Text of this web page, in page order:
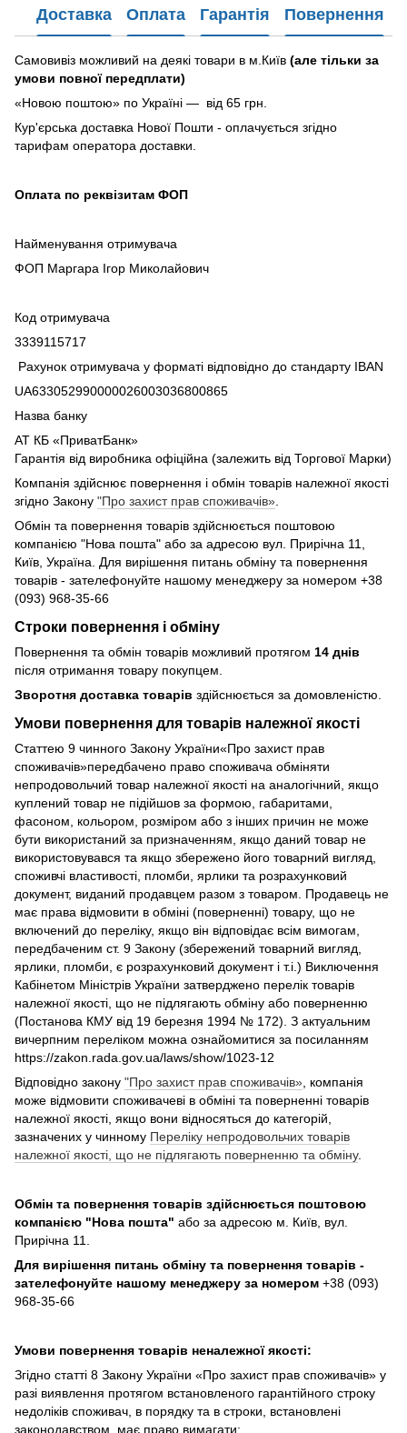
Доставка Оплата Гарантія Повернення
Самовивіз можливий на деякі товари в м.Київ (але тільки за
умови повної передплати)
«Новою поштою» по Україні — від 65 грн.
Кур'єрська доставка Нової Пошти - оплачується згідно
тарифам оператора доставки.
Оплата по реквізитам ФОП
Найменування отримувача
ФОП Маргара Ігор Миколайович
Код отримувача
3339115717
Рахунок отримувача у форматі відповідно до стандарту IBAN
UA633052990000026003036800865
Назва банку
АТ КБ «ПриватБанк»
Гарантія від виробника офіційна (залежить від Торгової Марки)
Компанія здійснює повернення і обмін товарів належної якості
згідно Закону "Про захист прав споживачів»
Обмін та повернення товарів здійснюється поштовою
компанією "Нова пошта" або за адресою вул. Прирічна 11,
Київ, Україна. Для вирішення питань обміну та повернення
товарів - зателефонуйте нашому менеджеру за номером +38
(093) 968-35-66
Строки повернення і обміну
Повернення та обмін товарів можливий протягом 14 днів
після отримання товару покупцем.
Зворотня доставка товарів здійснюється за домовленістю.
Умови повернення для товарів належної якості
Статтею 9 чинного Закону України«Про захист прав
споживачів»передбачено право споживача обміняти
непродовольчий товар належної якості на аналогічний, якщо
куплений товар не підійшов за формою, габаритами,
фасоном, кольором, розміром або з інших причин не може
бути використаний за призначенням, якщо даний товар не
використовувався та якщо збережено його товарний вигляд,
споживчі властивості, пломби, ярлики та розрахунковий
документ, виданий продавцем разом з товаром. Продавець не
має права відмовити в обміні (поверненні) товару, що не
включений до переліку, якщо він відповідає всім вимогам,
передбаченим ст. 9 Закону (збережений товарний вигляд,
ярлики, пломби, є розрахунковий документ і т.і.) Виключення
Кабінетом Міністрів України затверджено перелік товарів
належної якості, що не підлягають обміну або поверненню
(Постанова КМУ від 19 березня 1994 № 172). З актуальним
вичерпним переліком можна ознайомитися за посиланням
https://zakon.rada.gov.ua/laws/show/1023-12
Відповідно закону "Про захист прав споживачів» , компанія
може відмовити споживачеві в обміні та поверненні товарів
належної якості, якщо вони відносяться до категорій,
зазначених у чинному Переліку непродовольчих товарів
належної якості, що не підлягають поверненню та обміну.
Обмін та повернення товарів здійснюється поштовою
компанією "Нова пошта" або за адресою м. Київ, вул.
Прирічна 11.
Для вирішення питань обміну та повернення товарів -
зателефонуйте нашому менеджеру за номером +38 (093)
968-35-66
Умови повернення товарів неналежної якості:
Згідно статті 8 Закону України «Про захист прав споживачів» у
разі виявлення протягом встановленого гарантійного строку
недоліків споживач, в порядку та в строки, встановлені
законодавством, має право вимагати: